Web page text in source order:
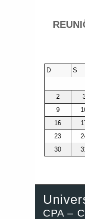
D S
2
9
16
23
30
CPA –